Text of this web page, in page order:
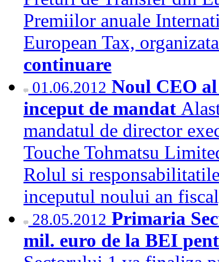
Premiilor anuale
European Tax,
continuare
01.06.2012 Noul CEO
inceput de mandat
mandatul de director
Touche Tohmatsu
Rolul si
inceputul noului an
28.05.2012 Primaria
mil. euro de la BEI